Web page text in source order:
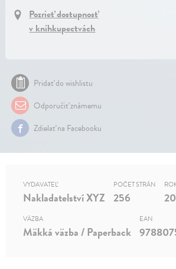
Pozrieť dostupnosť
v kníhkupectvách
Pridať do wishlistu
Odporučiť známemu
Zdielať na Facebooku
VYDAVATEĽ
Nakladatelství XYZ
POČET STRÁN
256
VÄZBA
Mäkká väzba / Paperback
EAN